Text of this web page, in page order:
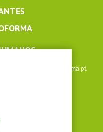
lojaonline@bioforma.pt
das 14h às 17h30)